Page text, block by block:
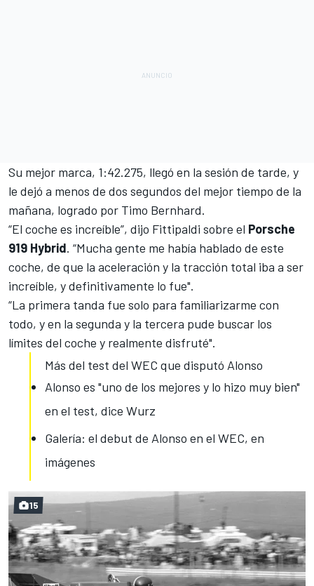
Su mejor marca, 1:42.275, llegó en la sesión de tarde, y
le dejó a menos de dos segundos del mejor tiempo de la
mañana, logrado por Timo Bernhard.
“El coche es increíble”, dijo Fittipaldi sobre el Porsche
919 Hybrid. “Mucha gente me había hablado de este
coche, de que la aceleración y la tracción total iba a ser
increíble, y definitivamente lo fue".
“La primera tanda fue solo para familiarizarme con
todo, y en la segunda y la tercera pude buscar los
límites del coche y realmente disfruté".
Más del test del WEC que disputó Alonso
Alonso es "uno de los mejores y lo hizo muy bien"
en el test, dice Wurz
Galería: el debut de Alonso en el WEC, en
imágenes
15